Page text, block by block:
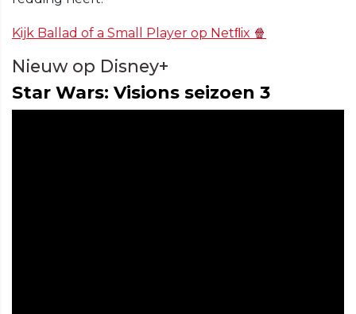
Kijk Ballad of a Small Player op Netﬂix 🍿
Nieuw op Disney+
Star Wars: Visions seizoen 3